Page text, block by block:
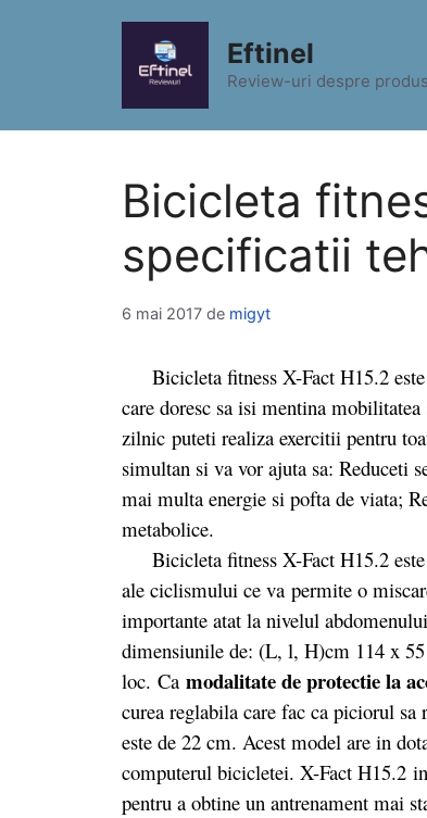
Eftinel
Review-uri despre
Bicicleta
specificatii
6 mai 2017 de migyt
Bicicleta fitness X-Fact H15.2 este
care doresc sa isi mentina
zilnic puteti realiza exercitii pentru
simultan si va vor ajuta sa: Reduceti
mai multa energie si pofta de viata;
metabolice.
Bicicleta fitness X-Fact H15.2 este
ale ciclismului ce va permite o
importante atat la nivelul
dimensiunile de: (L, l, H)cm 114 x
loc. Ca modalitate de protectie la
curea reglabila care fac ca piciorul
este de 22 cm. Acest model are in
computerul bicicletei. X-Fact H15.2
pentru a obtine un antrenament mai